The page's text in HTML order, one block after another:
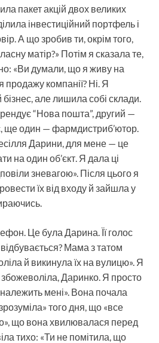
пакет акцій двох великих
інвестиційний портфель і
А що зробив ти, окрім того,
матір?» Потім я сказала те,
«Ви думали, що я живу на
продажу компанії? Ні. Я
але лишила собі склади.
“Нова пошта”, другий —
ще один — фармдистриб’ютор.
Дарини, для мене — це
на один об’єкт. Я дала ці
зневагою». Після цього я
їх від входу й зайшла у
Це була Дарина. Її голос
Мама з татом
й викинула їх на вулицю». Я
Даринко. Я просто
мені». Вона почала
того дня, що «все
що вона хвилювалася перед
тихо: «Ти не помітила, що